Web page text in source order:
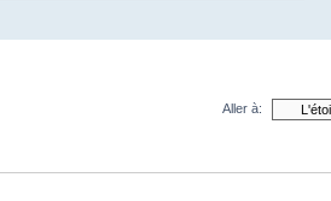
Aller à: